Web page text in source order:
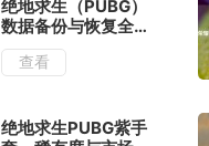
绝地求生（PUBG）
数据备份与恢复全攻
略，轻松保存游戏进
度防丢失
查看
绝地求生PUBG紫手